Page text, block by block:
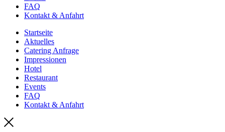
FAQ
Kontakt & Anfahrt
Startseite
Aktuelles
Catering Anfrage
Impressionen
Hotel
Restaurant
Events
FAQ
Kontakt & Anfahrt